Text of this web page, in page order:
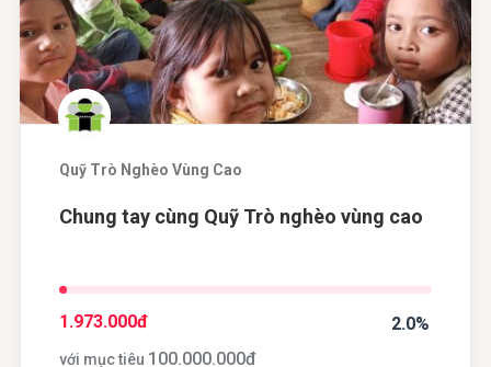
Quỹ Trò Nghèo Vùng Cao
Chung tay cùng Quỹ Trò nghèo vùng cao
2.0%
1.973.000đ
với mục tiêu 100.000.000đ